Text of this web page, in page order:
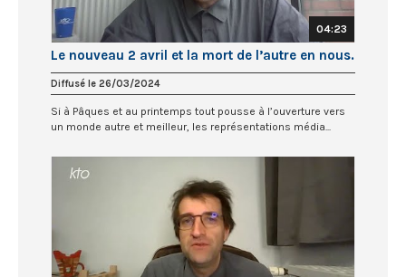
04:23
Le nouveau 2 avril et la mort de l’autre en nous.
Diffusé le 26/03/2024
Si à Pâques et au printemps tout pousse à l’ouverture vers
un monde autre et meilleur, les représentations média...